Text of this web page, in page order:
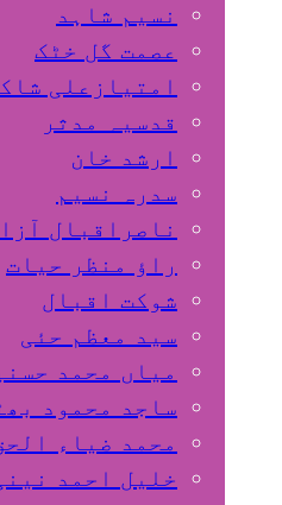
نسیم شاہد
عصمت گل خٹک
امتیازعلی
قدسیہ مدثر
ارشد خان
سدرہ نسیم
ناصراقبال
راؤ منظر حیات
شوکت اقبال
سید معظم حئی
میاں محمد
ساجد محمود
محمد ضیاء
خلیل احمد